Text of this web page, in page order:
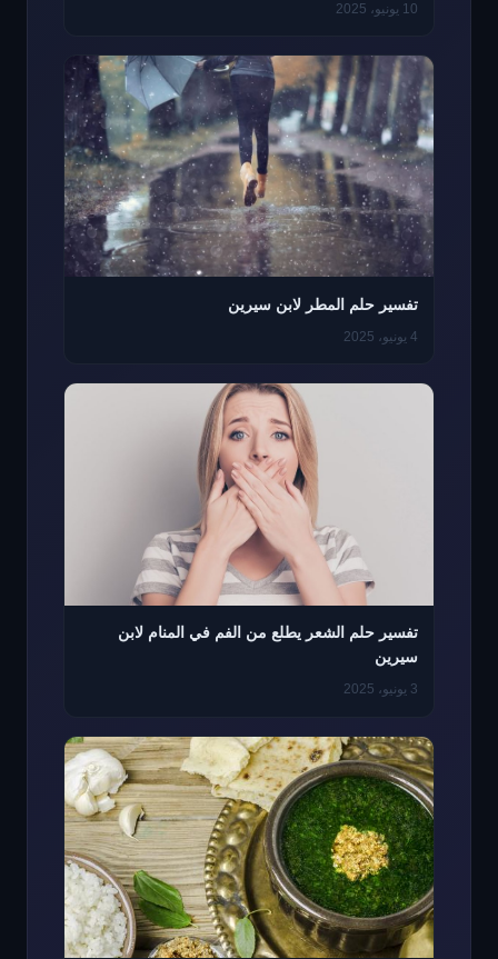
10 يونيو، 2025
تفسير حلم المطر لابن سيرين
4 يونيو، 2025
تفسير حلم الشعر يطلع من الفم في المنام لابن
سيرين
3 يونيو، 2025